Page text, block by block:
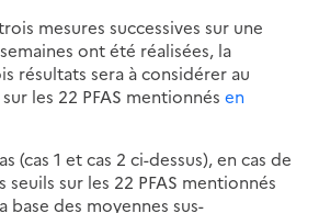
mesures successives sur une
ont été réalisées, la
résultats sera à considérer au
les 22 PFAS mentionnés en
(cas 1 et cas 2 ci-dessus), en cas de
seuils sur les 22 PFAS mentionnés
base des moyennes sus-